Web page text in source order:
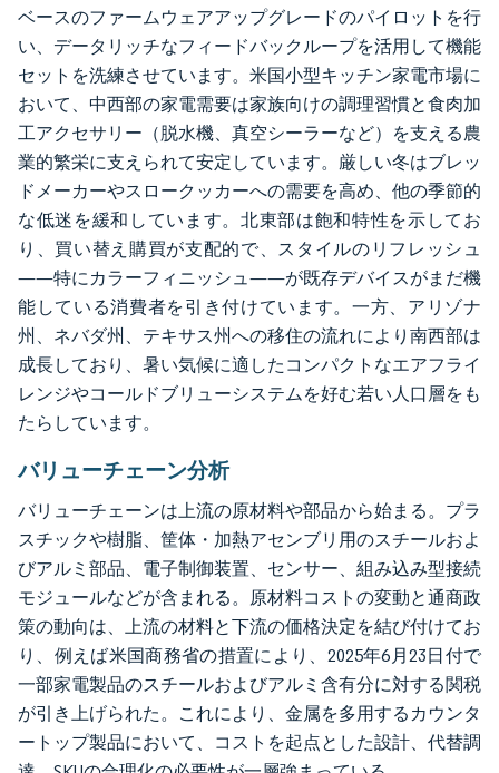
ベースのファームウェアアップグレードのパイロットを行
い、データリッチなフィードバックループを活用して機能
セットを洗練させています。米国小型キッチン家電市場に
おいて、中西部の家電需要は家族向けの調理習慣と食肉加
工アクセサリー（脱水機、真空シーラーなど）を支える農
業的繁栄に支えられて安定しています。厳しい冬はブレッ
ドメーカーやスロークッカーへの需要を高め、他の季節的
な低迷を緩和しています。北東部は飽和特性を示してお
り、買い替え購買が支配的で、スタイルのリフレッシュ
——特にカラーフィニッシュ——が既存デバイスがまだ機
能している消費者を引き付けています。一方、アリゾナ
州、ネバダ州、テキサス州への移住の流れにより南西部は
成長しており、暑い気候に適したコンパクトなエアフライ
レンジやコールドブリューシステムを好む若い人口層をも
たらしています。
バリューチェーン分析
バリューチェーンは上流の原材料や部品から始まる。プラ
スチックや樹脂、筐体・加熱アセンブリ用のスチールおよ
びアルミ部品、電子制御装置、センサー、組み込み型接続
モジュールなどが含まれる。原材料コストの変動と通商政
策の動向は、上流の材料と下流の価格決定を結び付けてお
り、例えば米国商務省の措置により、2025年6月23日付で
一部家電製品のスチールおよびアルミ含有分に対する関税
が引き上げられた。これにより、金属を多用するカウンタ
ートップ製品において、コストを起点とした設計、代替調